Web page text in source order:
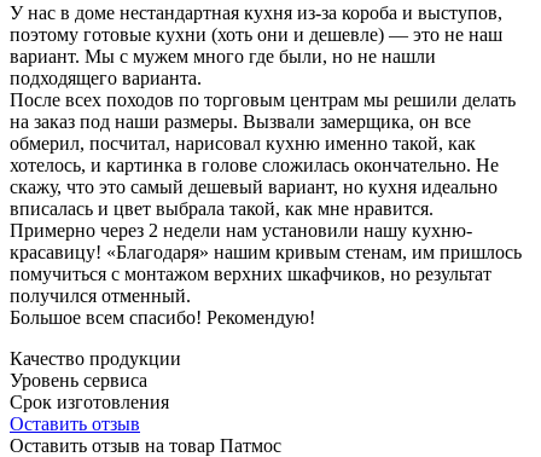
У нас в доме нестандартная кухня из-за короба и выступов,
поэтому готовые кухни (хоть они и дешевле) — это не наш
вариант. Мы с мужем много где были, но не нашли
подходящего варианта.
После всех походов по торговым центрам мы решили делать
на заказ под наши размеры. Вызвали замерщика, он все
обмерил, посчитал, нарисовал кухню именно такой, как
хотелось, и картинка в голове сложилась окончательно. Не
скажу, что это самый дешевый вариант, но кухня идеально
вписалась и цвет выбрала такой, как мне нравится.
Примерно через 2 недели нам установили нашу кухню-
красавицу! «Благодаря» нашим кривым стенам, им пришлось
помучиться с монтажом верхних шкафчиков, но результат
получился отменный.
Большое всем спасибо! Рекомендую!
Качество продукции
Уровень сервиса
Срок изготовления
Оставить отзыв
Оставить отзыв на товар Патмос